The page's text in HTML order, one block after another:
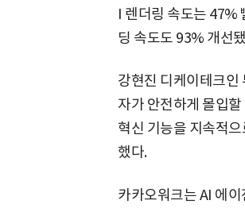
I 렌더링 속도는 47%
딩 속도도 93% 개선
강현진 디케이테크인
자가 안전하게 몰입
혁신 기능을 지속적
했다.
카카오워크는 AI 에